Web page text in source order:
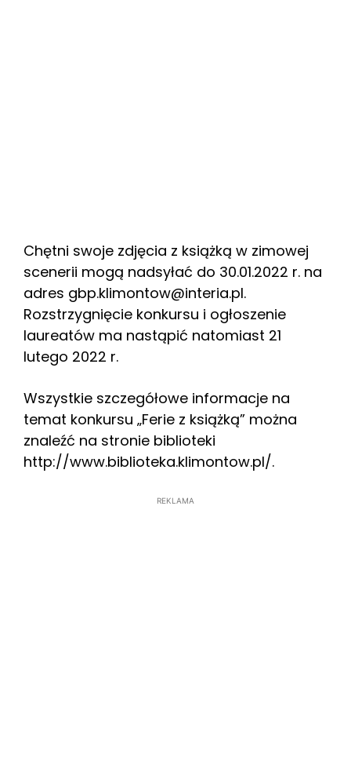
Chętni swoje zdjęcia z książką w zimowej
scenerii mogą nadsyłać do 30.01.2022 r. na
adres gbp.klimontow@interia.pl.
Rozstrzygnięcie konkursu i ogłoszenie
laureatów ma nastąpić natomiast 21
lutego 2022 r.
Wszystkie szczegółowe informacje na
temat konkursu „Ferie z książką” można
znaleźć na stronie biblioteki
http://www.biblioteka.klimontow.pl/.
REKLAMA